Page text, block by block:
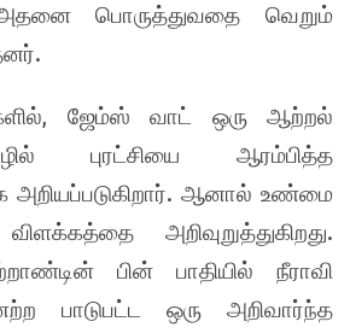
பொருத்துவதை வெறும்
ஜேம்ஸ் வாட் ஒரு ஆற்றல்
புரட்சியை ஆரம்பித்த
அறியப்படுகிறார். ஆனால் உண்மை
அறிவுறுத்துகிறது.
பின் பாதியில் நீராவி
பாடுபட்ட ஒரு அறிவார்ந்த